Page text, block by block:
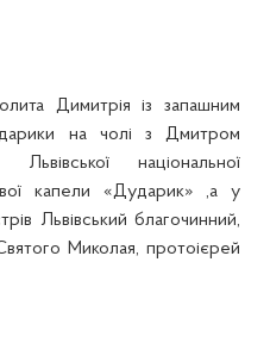
Димитрія із запашним
на чолі з Дмитром
національної
капели «Дударик» ,а у
Львівський благочинний,
Миколая, протоієрей